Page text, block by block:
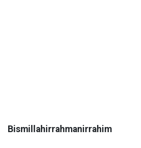
Bismillahirrahmanirrahim